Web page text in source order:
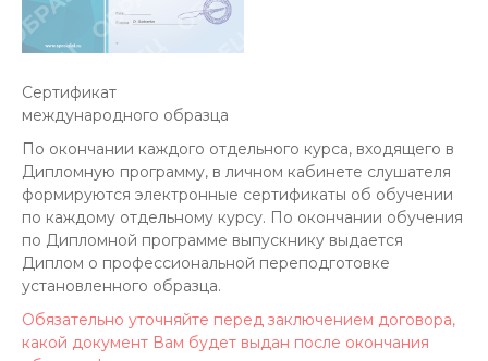
Cертификат
международного образца
По окончании каждого отдельного курса, входящего в
Дипломную программу, в личном кабинете слушателя
формируются электронные сертификаты об обучении
по каждому отдельному курсу. По окончании обучения
по Дипломной программе выпускнику выдается
Диплом о профессиональной переподготовке
установленного образца.
Обязательно уточняйте перед заключением договора,
какой документ Вам будет выдан после окончания